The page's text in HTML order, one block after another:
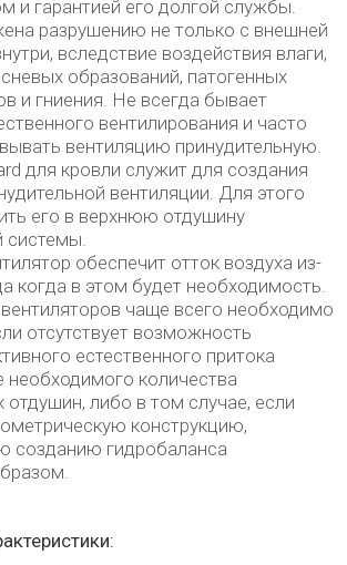
и гарантией его долгой службы.
разрушению не только с внешней
вследствие воздействия влаги,
образований, патогенных
и гниения. Не всегда бывает
вентилирования и часто
вентиляцию принудительную.
для кровли служит для создания
вентиляции. Для этого
его в верхнюю отдушину
системы.
обеспечит отток воздуха из-
когда в этом будет необходимость.
чаще всего необходимо
отсутствует возможность
естественного притока
необходимого количества
отдушин, либо в том случае, если
конструкцию,
созданию гидробаланса